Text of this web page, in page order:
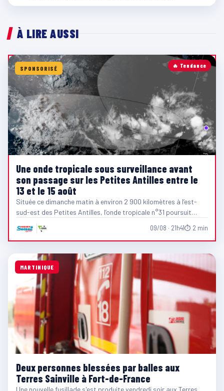
À LIRE AUSSI
🔥 Tendance
SPONSORISÉ
Une onde tropicale sous surveillance avant
son passage sur les Petites Antilles entre le
13 et le 15 août
Située ce dimanche matin à environ 2 900 kilomètres à l’est-
sud-est des Petites Antilles, l’onde tropicale n°31 poursuit…
09/08 · 21h41⏱ 2 min
MARTINIQUE
Deux personnes blessées par balles aux
Terres Sainville à Fort-de-France
Une nouvelle fusillade s'est produite vendredi soir aux Terres